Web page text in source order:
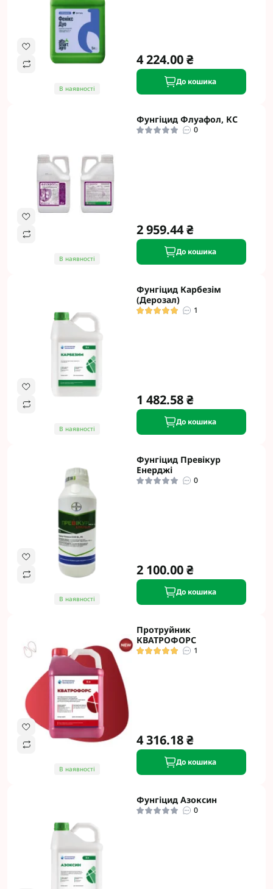
В наявності
4 224.00 ₴
До кошика
В наявності
Фунгіцид Флуафол, КС
0
2 959.44 ₴
До кошика
В наявності
Фунгіцид Карбезім
(Дерозал)
1
1 482.58 ₴
До кошика
В наявності
Фунгіцид Превікур
Енерджі
0
2 100.00 ₴
До кошика
В наявності
Протруйник
КВАТРОФОРС
1
4 316.18 ₴
До кошика
Фунгіцид Азоксин
0